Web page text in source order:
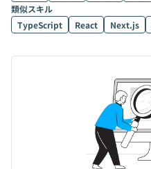
類似スキル
TypeScript
React Next.js